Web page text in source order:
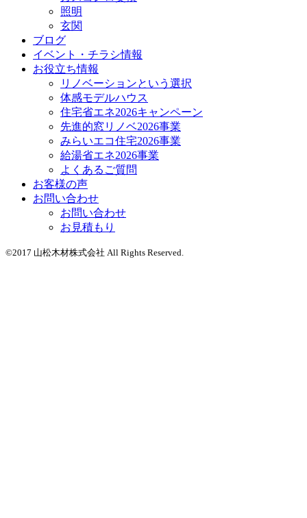
照明
玄関
ブログ
イベント・チラシ情報
お役立ち情報
リノベーションという選択
体感モデルハウス
住宅省エネ2026キャンペーン
先進的窓リノベ2026事業
みらいエコ住宅2026事業
給湯省エネ2026事業
よくあるご質問
お客様の声
お問い合わせ
お問い合わせ
お見積もり
©2017 山松木材株式会社 All Rights Reserved.